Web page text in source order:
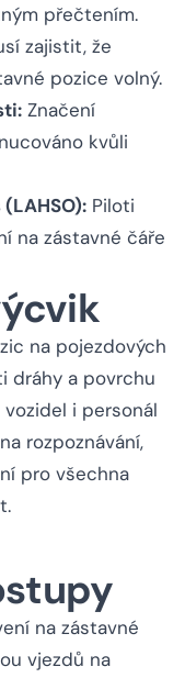
přečtením.
zajistit, že
pozice volný.
Značení
kvůli
Piloti
na zástavné čáře
na pojezdových
dráhy a povrchu
i personál
rozpoznávání,
pro všechna
na zástavné
vjezdů na